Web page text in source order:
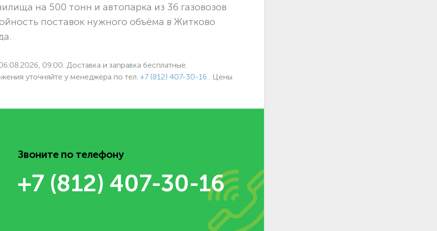
на 500 тонн и автопарка из 36 газовозов
поставок нужного объёма в Житково
09:00. Доставка и заправка бесплатные.
уточняйте у менеджера по тел. +7 (812) 407-30-16 . Цены
Звоните по телефону
+7 (812) 407-30-16